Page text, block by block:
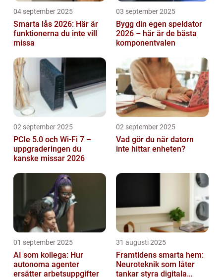
04 september 2025
Smarta lås 2026: Här är
funktionerna du inte vill
missa
03 september 2025
Bygg din egen speldator
2026 – här är de bästa
komponentvalen
02 september 2025
PCIe 5.0 och Wi-Fi 7 –
uppgraderingen du
kanske missar 2026
02 september 2025
Vad gör du när datorn
inte hittar enheten?
01 september 2025
AI som kollega: Hur
autonoma agenter
ersätter arbetsuppgifter
31 augusti 2025
Framtidens smarta hem:
Neuroteknik som låter
tankar styra digitala